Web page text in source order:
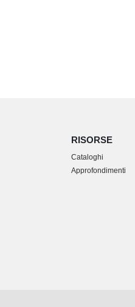
RISORSE
Cataloghi
Approfondimenti